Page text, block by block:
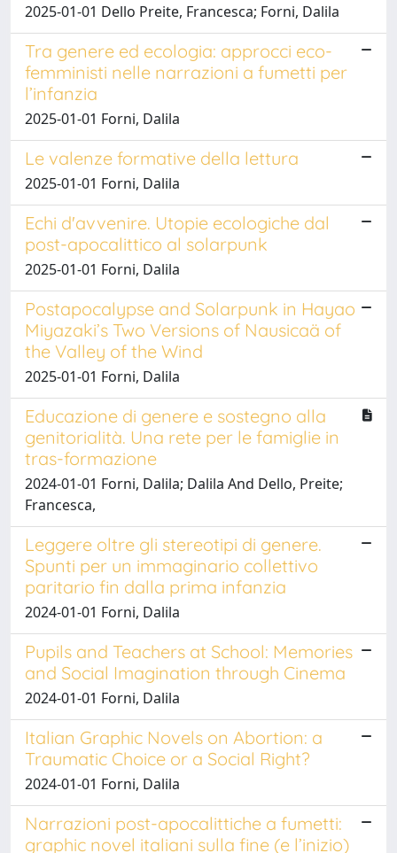
2025-01-01 Dello Preite, Francesca; Forni, Dalila
Tra genere ed ecologia: approcci eco-
femministi nelle narrazioni a fumetti per
l’infanzia
2025-01-01 Forni, Dalila
Le valenze formative della lettura
2025-01-01 Forni, Dalila
Echi d'avvenire. Utopie ecologiche dal
post-apocalittico al solarpunk
2025-01-01 Forni, Dalila
Postapocalypse and Solarpunk in Hayao
Miyazaki’s Two Versions of Nausicaä of
the Valley of the Wind
2025-01-01 Forni, Dalila
Educazione di genere e sostegno alla
genitorialità. Una rete per le famiglie in
tras-formazione
2024-01-01 Forni, Dalila; Dalila And Dello, Preite;
Francesca,
Leggere oltre gli stereotipi di genere.
Spunti per un immaginario collettivo
paritario fin dalla prima infanzia
2024-01-01 Forni, Dalila
Pupils and Teachers at School: Memories
and Social Imagination through Cinema
2024-01-01 Forni, Dalila
Italian Graphic Novels on Abortion: a
Traumatic Choice or a Social Right?
2024-01-01 Forni, Dalila
Narrazioni post-apocalittiche a fumetti:
graphic novel italiani sulla fine (e l’inizio)